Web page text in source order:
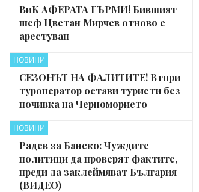
ВиК АФЕРАТА ГЪРМИ! Бившият
шеф Цветан Мирчев отново е
арестуван
НОВИНИ
СЕЗОНЪТ НА ФАЛИТИТЕ! Втори
туроператор остави туристи без
почивка на Черноморието
НОВИНИ
Радев за Банско: Чуждите
политици да проверят фактите,
преди да заклеймяват България
(ВИДЕО)